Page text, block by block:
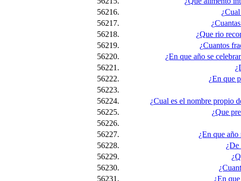
56216.
56217.
56218.
¿Que rio
56219.
¿Cuantos
56220.
¿En que año se
56221.
56222.
¿En que
56223.
56224.
¿Cual es el nombre propio
56225.
¿Que
56226.
56227.
¿En que
56228.
¿De
56229.
56230.
56231.
¿En